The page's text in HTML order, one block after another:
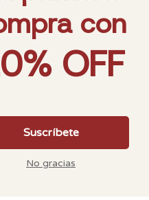
Victoria que te
es muy práctico,
comida para todos en